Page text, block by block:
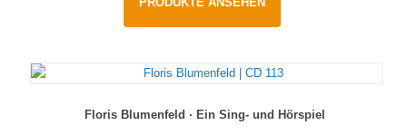
Floris Blumenfeld · Ein Sing- und Hörspiel